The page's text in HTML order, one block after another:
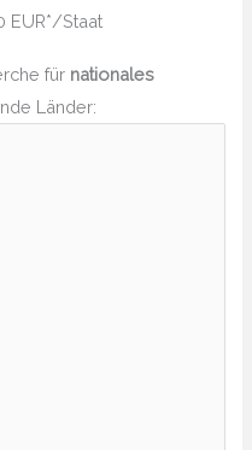
EUR*/Staat
für nationales
Länder: